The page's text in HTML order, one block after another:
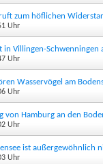
zum höflichen
Uhr
in Villingen-Schwenningen
Uhr
Wasservögel am
Uhr
von Hamburg an den
Uhr
ist außergewöhnlich
Uhr